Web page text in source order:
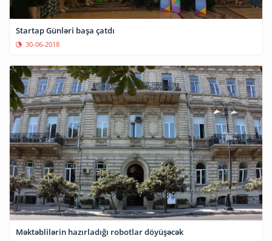
Startap Günləri başa çatdı
30-06-2018
Məktəblilərin hazırladığı robotlar döyüşəcək